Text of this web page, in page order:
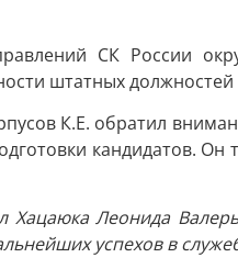
СК России
штатных
К.Е. обратил
кандидатов.
Леонида
успехов в